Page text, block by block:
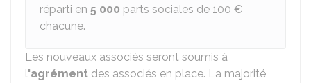
réparti en 5 000 parts sociales de 100 €
chacune.
Les nouveaux associés seront soumis à
l'agrément des associés en place. La majorité